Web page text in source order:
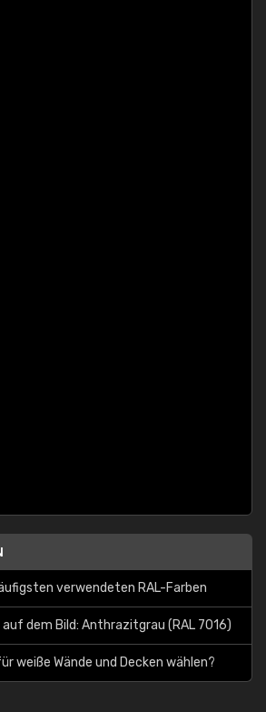
verwendeten RAL-Farben
auf dem Bild: Anthrazitgrau (RAL 7016)
weiße Wände und Decken wählen?